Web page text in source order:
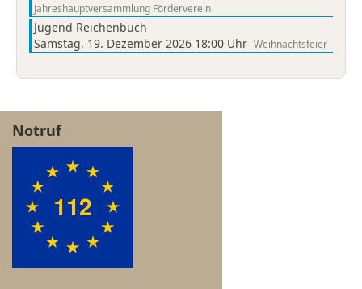
Jahreshauptversammlung Förderverein
Jugend Reichenbuch
Samstag, 19. Dezember 2026 18:00 Uhr Weihnachtsfeier
Notruf